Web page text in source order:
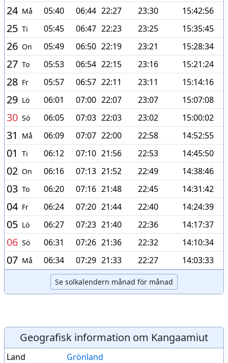
24 Må 05:40 06:44 22:27 23:30 15:42:56
25 Ti 05:45 06:47 22:23 23:25 15:35:45
26 On 05:49 06:50 22:19 23:21 15:28:34
27 To 05:53 06:54 22:15 23:16 15:21:24
28 Fr 05:57 06:57 22:11 23:11 15:14:16
29 Lö 06:01 07:00 22:07 23:07 15:07:08
30 Sö 06:05 07:03 22:03 23:02 15:00:02
31 Må 06:09 07:07 22:00 22:58 14:52:55
01 Ti 06:12 07:10 21:56 22:53 14:45:50
02 On 06:16 07:13 21:52 22:49 14:38:46
03 To 06:20 07:16 21:48 22:45 14:31:42
04 Fr 06:24 07:20 21:44 22:40 14:24:39
05 Lö 06:27 07:23 21:40 22:36 14:17:37
06 Sö 06:31 07:26 21:36 22:32 14:10:34
07 Må 06:34 07:29 21:33 22:27 14:03:33
Se solkalendern månad för månad
Geografisk information om Kangaamiut
Land
Grönland